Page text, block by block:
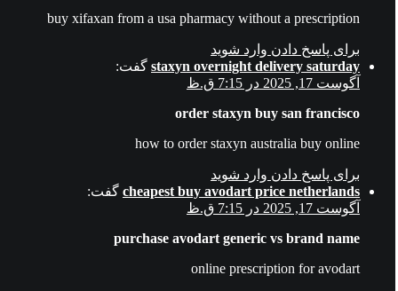
buy xifaxan from a usa pharmacy without a prescription
برای پاسخ دادن وارد شوید
staxyn overnight delivery saturday گفت:
آگوست 17, 2025 در 7:15 ق.ظ
order staxyn buy san francisco
how to order staxyn australia buy online
برای پاسخ دادن وارد شوید
cheapest buy avodart price netherlands گفت:
آگوست 17, 2025 در 7:15 ق.ظ
purchase avodart generic vs brand name
online prescription for avodart